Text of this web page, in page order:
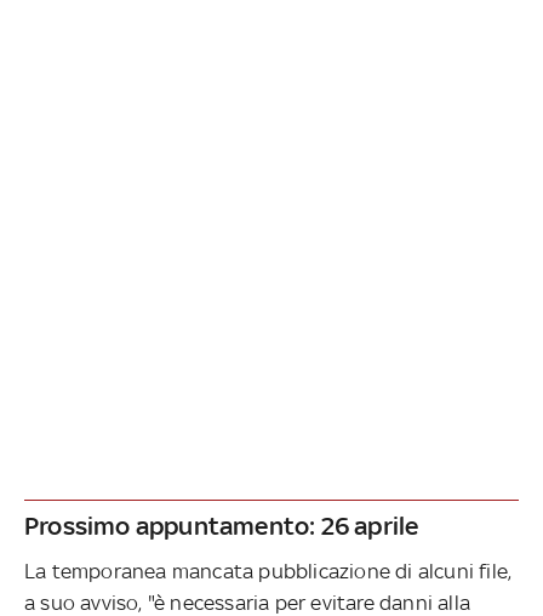
Prossimo appuntamento: 26 aprile
La temporanea mancata pubblicazione di alcuni file,
a suo avviso, "è necessaria per evitare danni alla